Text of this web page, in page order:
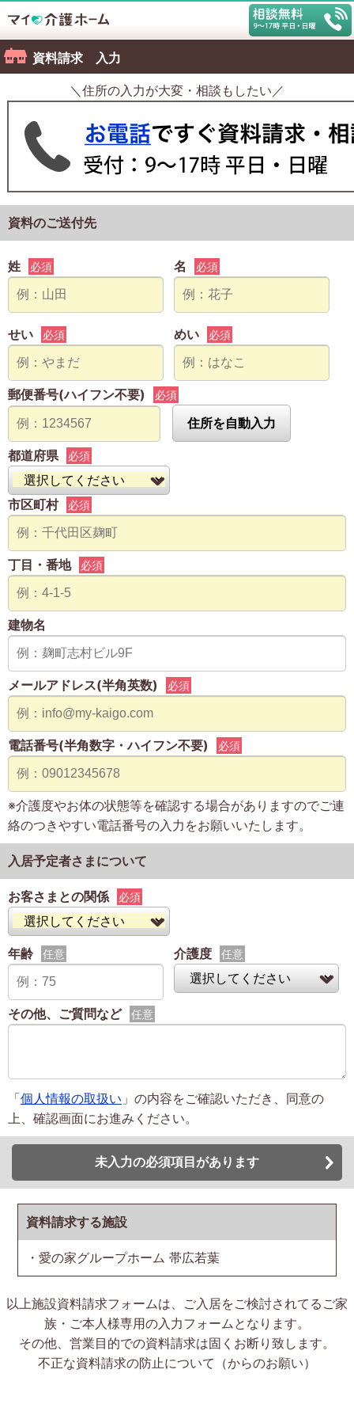
資料請求 入力
＼住所の入力が大変・相談もしたい／
資料のご送付先
姓 必須 名 必須
せい 必須 めい 必須
郵便番号(ハイフン不要) 必須
住所を自動入力
都道府県 必須
市区町村 必須
丁目・番地 必須
建物名
メールアドレス(半角英数) 必須
電話番号(半角数字・ハイフン不要) 必須
※介護度やお体の状態等を確認する場合がありますのでご連
絡のつきやすい電話番号の入力をお願いいたします。
入居予定者さまについて
お客さまとの関係 必須
年齢 任意 介護度 任意
その他、ご質問など 任意
「個人情報の取扱い 」の内容をご確認いただき、同意の
上、確認画面にお進みください。
未入力の必須項目があります
資料請求する施設
・愛の家グループホーム 帯広若葉
以上施設資料請求フォームは、ご入居をご検討されてるご家
族・ご本人様専用の入力フォームとなります。
その他、営業目的での資料請求は固くお断り致します。
不正な資料請求の防止について（からのお願い）